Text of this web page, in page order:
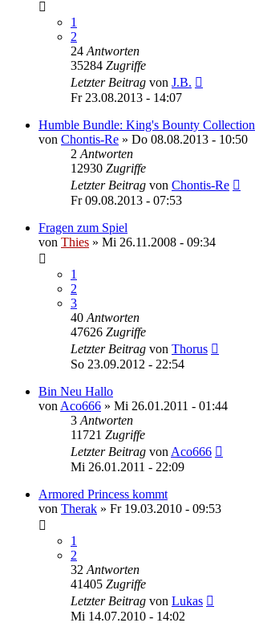
1
2
24 Antworten
35284 Zugriffe
Letzter Beitrag von J.B.
Fr 23.08.2013 - 14:07
Humble Bundle: King's Bounty Collection
von Chontis-Re » Do 08.08.2013 - 10:50
2 Antworten
12930 Zugriffe
Letzter Beitrag von Chontis-Re
Fr 09.08.2013 - 07:53
Fragen zum Spiel
von Thies » Mi 26.11.2008 - 09:34
1
2
3
40 Antworten
47626 Zugriffe
Letzter Beitrag von Thorus
So 23.09.2012 - 22:54
Bin Neu Hallo
von Aco666 » Mi 26.01.2011 - 01:44
3 Antworten
11721 Zugriffe
Letzter Beitrag von Aco666
Mi 26.01.2011 - 22:09
Armored Princess kommt
von Therak » Fr 19.03.2010 - 09:53
1
2
32 Antworten
41405 Zugriffe
Letzter Beitrag von Lukas
Mi 14.07.2010 - 14:02